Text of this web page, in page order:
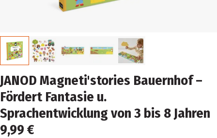
JANOD Magneti'stories Bauernhof –
Fördert Fantasie u.
Sprachentwicklung von 3 bis 8 Jahren
9,99 €